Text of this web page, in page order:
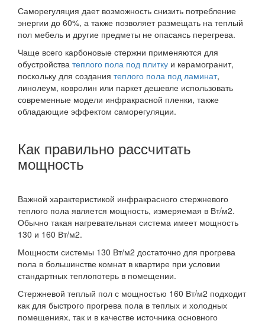
Саморегуляция дает возможность снизить потребление
энергии до 60%, а также позволяет размещать на теплый
пол мебель и другие предметы не опасаясь перегрева.
Чаще всего карбоновые стержни применяются для
обустройства теплого пола под плитку и керамогранит,
поскольку для создания теплого пола под ламинат,
линолеум, ковролин или паркет дешевле использовать
современные модели инфракрасной пленки, также
обладающие эффектом саморегуляции.
Как правильно рассчитать
мощность
Важной характеристикой инфракрасного стержневого
теплого пола является мощность, измеряемая в Вт/м2.
Обычно такая нагревательная система имеет мощность
130 и 160 Вт/м2.
Мощности системы 130 Вт/м2 достаточно для прогрева
пола в большинстве комнат в квартире при условии
стандартных теплопотерь в помещении.
Стержневой теплый пол с мощностью 160 Вт/м2 подходит
как для быстрого прогрева пола в теплых и холодных
помещениях, так и в качестве источника основного